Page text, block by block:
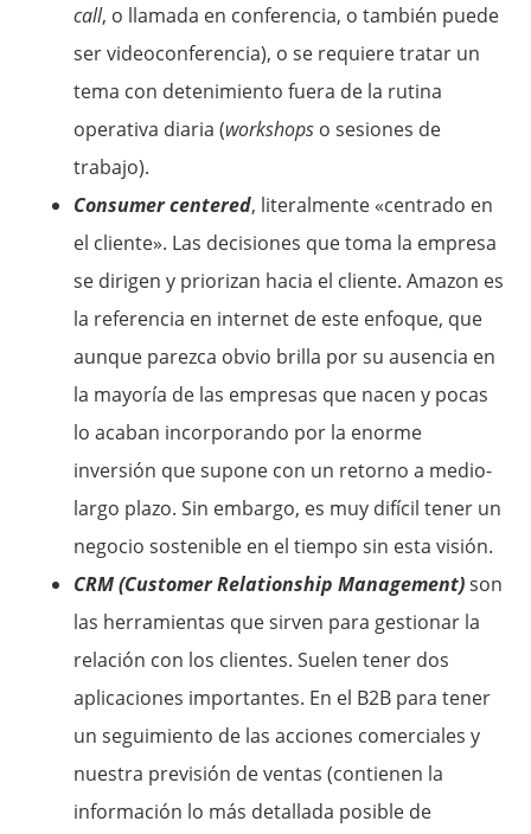
call, o llamada en conferencia, o también puede
ser videoconferencia), o se requiere tratar un
tema con detenimiento fuera de la rutina
operativa diaria (workshops o sesiones de
trabajo).
Consumer centered, literalmente «centrado en
el cliente». Las decisiones que toma la empresa
se dirigen y priorizan hacia el cliente. Amazon es
la referencia en internet de este enfoque, que
aunque parezca obvio brilla por su ausencia en
la mayoría de las empresas que nacen y pocas
lo acaban incorporando por la enorme
inversión que supone con un retorno a medio-
largo plazo. Sin embargo, es muy difícil tener un
negocio sostenible en el tiempo sin esta visión.
CRM (Customer Relationship Management)son
las herramientas que sirven para gestionar la
relación con los clientes. Suelen tener dos
aplicaciones importantes. En el B2B para tener
un seguimiento de las acciones comerciales y
nuestra previsión de ventas (contienen la
información lo más detallada posible de